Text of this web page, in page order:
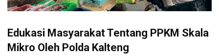
Edukasi Masyarakat Tentang PPKM Skala
Mikro Oleh Polda Kalteng